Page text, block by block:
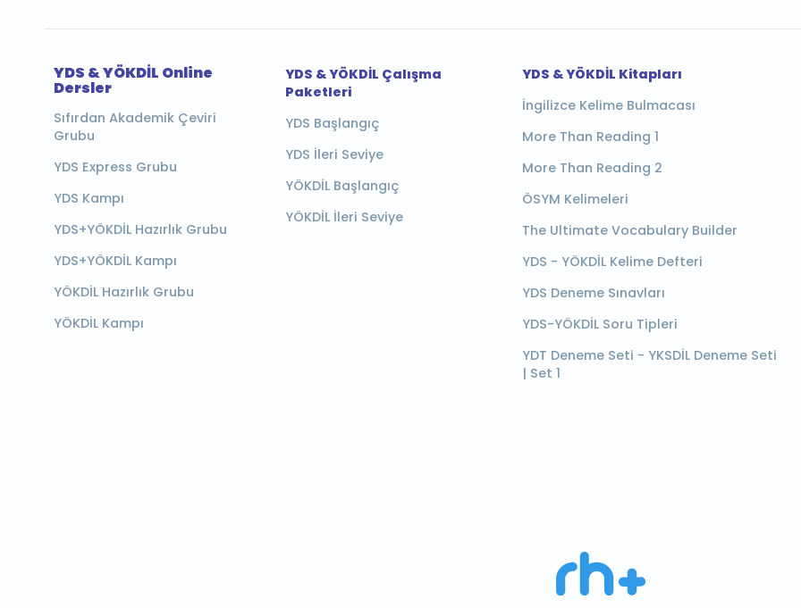
YDS & YÖKDİL Online
Dersler
Sıfırdan Akademik Çeviri
Grubu
YDS Express Grubu
YDS Kampı
YDS+YÖKDİL Hazırlık Grubu
YDS+YÖKDİL Kampı
YÖKDİL Hazırlık Grubu
YÖKDİL Kampı
YDS & YÖKDİL Çalışma
Paketleri
YDS Başlangıç
YDS İleri Seviye
YÖKDİL Başlangıç
YÖKDİL İleri Seviye
YDS & YÖKDİL Kitapları
İngilizce Kelime Bulmacası
More Than Reading 1
More Than Reading 2
ÖSYM Kelimeleri
The Ultimate Vocabulary Builder
YDS - YÖKDİL Kelime Defteri
YDS Deneme Sınavları
YDS-YÖKDİL Soru Tipleri
YDT Deneme Seti - YKSDİL Deneme Seti
| Set 1